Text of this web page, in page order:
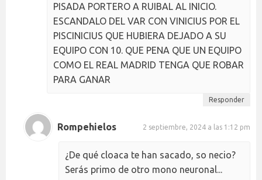
PISADA PORTERO A RUIBAL AL INICIO.
ESCANDALO DEL VAR CON VINICIUS POR EL
PISCINICIUS QUE HUBIERA DEJADO A SU
EQUIPO CON 10. QUE PENA QUE UN EQUIPO
COMO EL REAL MADRID TENGA QUE ROBAR
PARA GANAR
Responder
Rompehielos 2 septiembre, 2024 a las 1:12 pm
¿De qué cloaca te han sacado, so necio?
Serás primo de otro mono neuronal...